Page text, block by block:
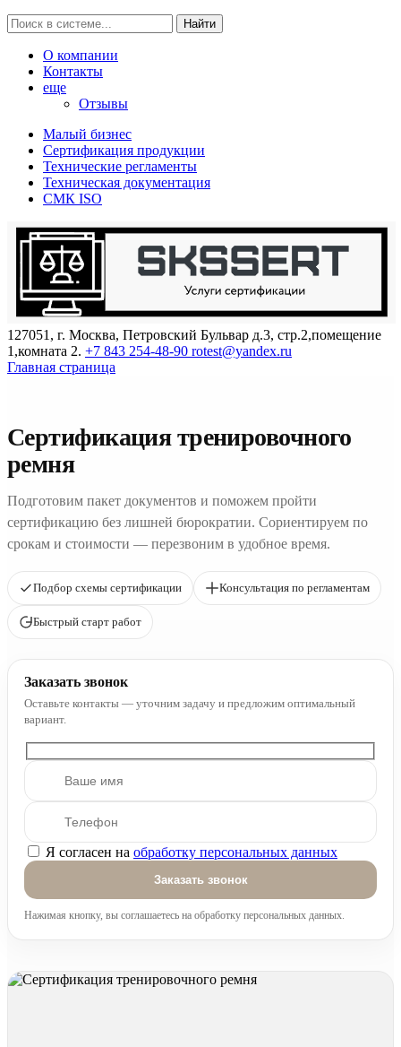
Найти
О компании
Контакты
еще
Отзывы
Малый бизнес
Сертификация продукции
Технические регламенты
Техническая документация
СМК ISO
127051, г. Москва, Петровский Бульвар д.3, стр.2,помещение
1,комната 2. +7 843 254-48-90 rotest@yandex.ru
Главная страница
Сертификация тренировочного
ремня
Подготовим пакет документов и поможем пройти
сертификацию без лишней бюрократии. Сориентируем по
срокам и стоимости — перезвоним в удобное время.
Подбор схемы сертификации Консультация по регламентам
Быстрый старт работ
Заказать звонок
Оставьте контакты — уточним задачу и предложим оптимальный
вариант.
Оставьте это поле пустым.
Я согласен на обработку персональных данных
Нажимая кнопку, вы соглашаетесь на обработку персональных данных.